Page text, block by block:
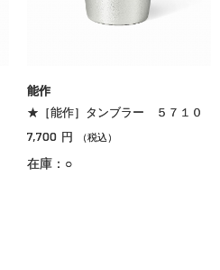
能作
★［能作］タンブラー ５７１０
7,700 円 （税込）
在庫：○